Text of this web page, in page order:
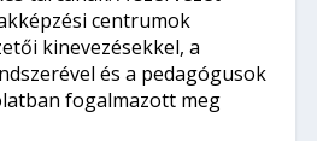
centrumok
kinevezésekkel, a
és a pedagógusok
fogalmazott meg